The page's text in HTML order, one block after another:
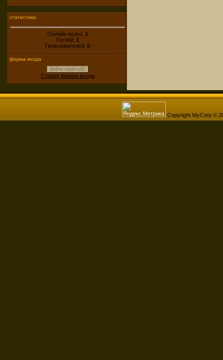
статистика
Онлайн всего: 1
Гостей: 1
Пользователей: 0
форма входа
Войти через uID
Старая форма входа
Copyright MyCorp ©